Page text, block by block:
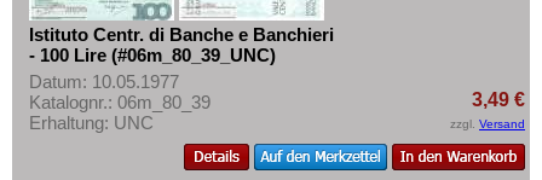
Istituto Centr. di Banche e Banchieri
- 100 Lire (#06m_80_39_UNC)
Datum: 10.05.1977
Katalognr.: 06m_80_39
Erhaltung: UNC
3,49 €
zzgl. Versand